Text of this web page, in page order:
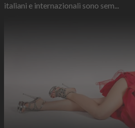
italiani e internazionali sono sem...